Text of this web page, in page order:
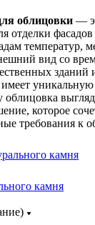
облицовки —
отделки
температур,
вид со
зданий
имеет
облицовка
которое
требования к
камня
камня